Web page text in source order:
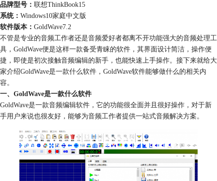
购买
品牌型号： 联想ThinkBook15
系统： Windows10家庭中文版
软件版本： GoldWave7.2
不管是专业的音频工作者还是音频爱好者都离不开功能强大的音频处理工
具，GoldWave便是这样一款备受青睐的软件，其界面设计简洁，操作便
捷，即使是初次接触音频编辑的新手，也能快速上手操作。接下来就给大
家介绍GoldWave是一款什么软件，GoldWave软件能够做什么的相关内
容。
一、GoldWave是一款什么软件
GoldWave是一款音频编辑软件，它的功能很全面并且很好操作，对于新
手用户来说也很友好，能够为音频工作者提供一站式音频解决方案。​